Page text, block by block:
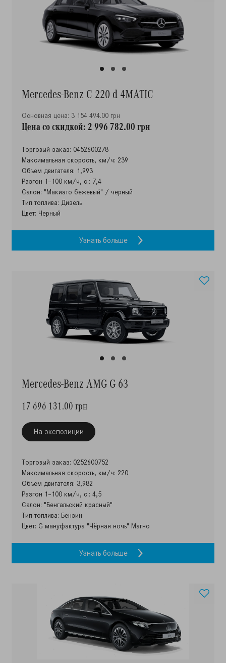
Mercedes-Benz C 220 d 4MATIC
Основная цена: 3 154 494.00 грн
Цена со скидкой: 2 996 782.00 грн
Торговый заказ: 0452600278
Максимальная скорость, км/ч: 239
Объем двигателя: 1,993
Разгон 1–100 км/ч, с.: 7,4
Салон: "Макиато бежевый" / черный
Тип топлива: Дизель
Цвет: Черный
Узнать больше
Mercedes-Benz AMG G 63
17 696 131.00 грн
На экспозиции
Торговый заказ: 0252600752
Максимальная скорость, км/ч: 220
Объем двигателя: 3,982
Разгон 1–100 км/ч, с.: 4,5
Салон: "Бенгальский красный"
Тип топлива: Бензин
Цвет: G мануфактура "Чёрная ночь" Магно
Узнать больше